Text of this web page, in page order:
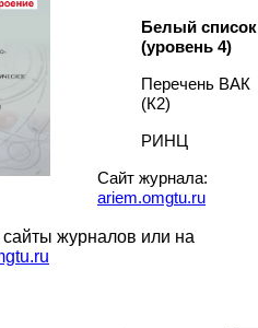
Белый список
(уровень 4)
Перечень ВАК
(К2)
РИНЦ
Сайт журнала:
ariem.omgtu.ru
журналов или на